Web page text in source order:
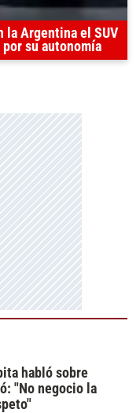
la Argentina el SUV
su autonomía
habló sobre
"No negocio la